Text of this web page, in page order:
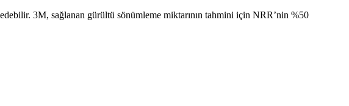
3M, sağlanan gürültü sönümleme miktarının tahmini için NRR’nin %50